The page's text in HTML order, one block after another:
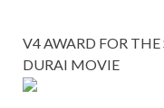
V4 AWARD FOR
DURAI MOVIE